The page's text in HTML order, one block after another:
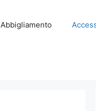
Abbigliamento